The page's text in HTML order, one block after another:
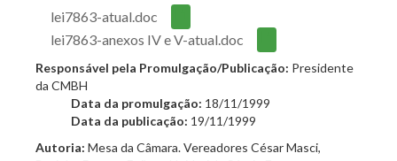
lei7863-atual.doc
lei7863-anexos IV e V-atual.doc
Responsável pela Promulgação/Publicação: Presidente
da CMBH
Data da promulgação: 18/11/1999
Data da publicação: 19/11/1999
Autoria: Mesa da Câmara. Vereadores César Masci,